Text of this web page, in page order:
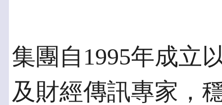
集團自1995年成立
及財經傳訊專家，